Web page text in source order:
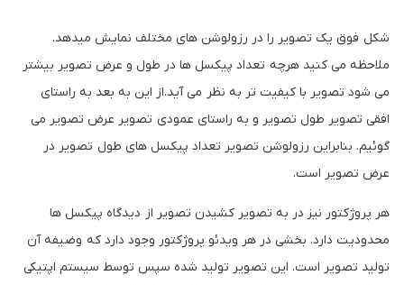
شکل فوق یک تصویر را در رزولوشن های مختلف نمایش میدهد.
ملاحظه می کنید هرچه تعداد پیکسل ها در طول و عرض تصویر بیشتر
می شود تصویر با کیفیت تر به نظر می آید.از این به بعد به راستای
افقی تصویر طول تصویر و به راستای عمودی تصویر عرض تصویر می
گوئیم. بنابراین رزولوشن تصویر تعداد پیکسل های طول تصویر در
عرض تصویر است.
هر پروژکتور نیز در به تصویر کشیدن تصویر از دیدگاه پیکسل ها
محدودیت دارد. بخشی در هر ویدئو پروژکتور وجود دارد که وضیفه آن
تولید تصویر است. این تصویر تولید شده سپس توسط سیستم اپتیکی